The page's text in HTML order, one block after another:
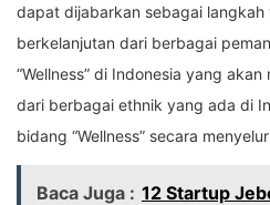
dapat dijabarkan sebagai
berkelanjutan dari berbagai
“Wellness” di Indonesia yang
dari berbagai ethnik yang ada di
bidang “Wellness” secara
Baca Juga : 12 Startup